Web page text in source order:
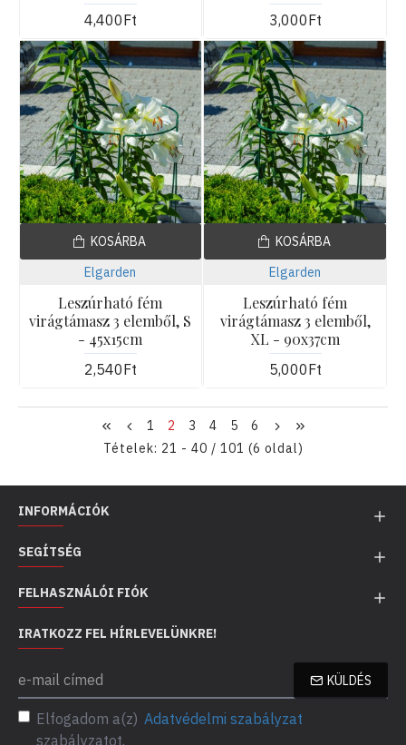
4,400Ft 3,000Ft
Elgarden
Leszúrható fém
virágtámasz 3 elemből, S
- 45x15cm
2,540Ft
KOSÁRBA
Elgarden
Leszúrható fém
virágtámasz 3 elemből,
XL - 90x37cm
5,000Ft
KOSÁRBA
1 2 3 4 5
6
Tételek: 21 - 40 / 101 (6 oldal)
INFORMÁCIÓK
SEGÍTSÉG
FELHASZNÁLÓI FIÓK
IRATKOZZ FEL HÍRLEVELÜNKRE!
KÜLDÉS
Elfogadom a(z) Adatvédelmi szabályzat
szabályzatot.